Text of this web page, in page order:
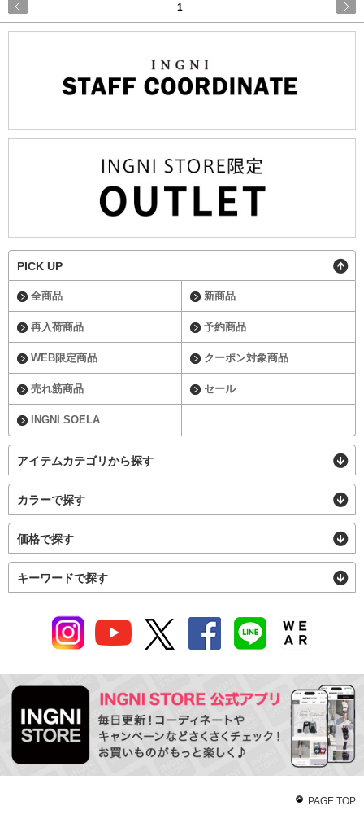
1
PICK UP
全商品 新商品
再入荷商品 予約商品
WEB限定商品 クーポン対象商品
売れ筋商品 セール
INGNI SOELA
アイテムカテゴリから探す
カラーで探す
価格で探す
キーワードで探す
PAGE TOP